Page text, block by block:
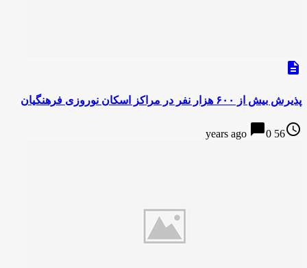
description
پذیرش بیش از ۶۰۰ هزار نفر در مراکز اسکان نوروزی فرهنگیان
access_time
56 years ago
chat_bubble0